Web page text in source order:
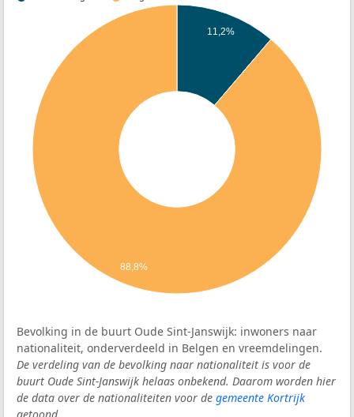
11,2%
88,8%
Bevolking in de buurt Oude Sint-Janswijk: inwoners naar
nationaliteit, onderverdeeld in Belgen en vreemdelingen.
De verdeling van de bevolking naar nationaliteit is voor de
buurt Oude Sint-Janswijk helaas onbekend. Daarom worden hier
de data over de nationaliteiten voor de gemeente Kortrijk